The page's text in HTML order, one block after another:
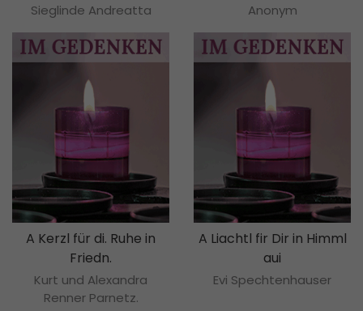
Sieglinde Andreatta Anonym
A Kerzl für di. Ruhe in
Friedn.
Kurt und Alexandra
Renner Parnetz.
A Liachtl fir Dir in Himml
aui
Evi Spechtenhauser